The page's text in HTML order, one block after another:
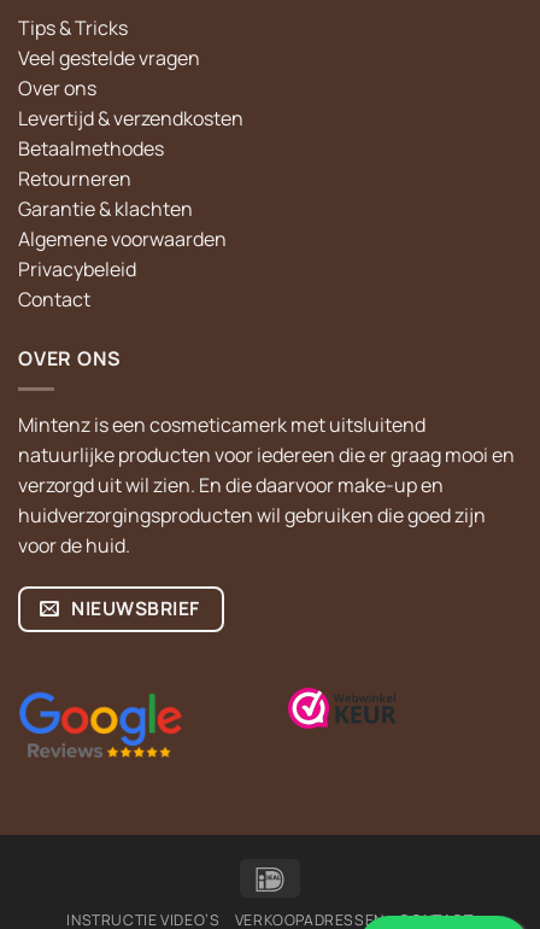
Tips & Tricks
Veel gestelde vragen
Over ons
Levertijd & verzendkosten
Betaalmethodes
Retourneren
Garantie & klachten
Algemene voorwaarden
Privacybeleid
Contact
OVER ONS
Mintenz is een cosmeticamerk met uitsluitend
natuurlijke producten voor iedereen die er graag mooi en
verzorgd uit wil zien. En die daarvoor make-up en
huidverzorgingsproducten wil gebruiken die goed zijn
voor de huid.
NIEUWSBRIEF
INSTRUCTIE VIDEO’S VERKOOPADRESSEN CONTACT